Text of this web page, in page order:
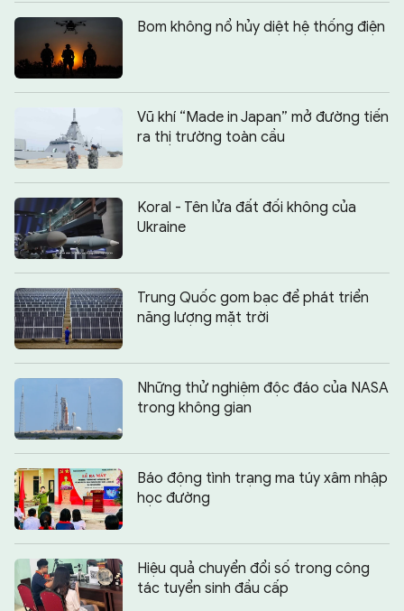
Bom không nổ hủy diệt hệ thống điện
Vũ khí “Made in Japan” mở đường tiến
ra thị trường toàn cầu
Koral - Tên lửa đất đối không của
Ukraine
Trung Quốc gom bạc để phát triển
năng lượng mặt trời
Những thử nghiệm độc đáo của NASA
trong không gian
Báo động tình trạng ma túy xâm nhập
học đường
Hiệu quả chuyển đổi số trong công
tác tuyển sinh đầu cấp